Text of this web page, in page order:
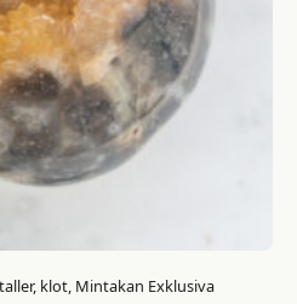
klot, Mintakan Exklusiva